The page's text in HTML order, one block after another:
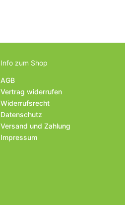
Info zum Shop
AGB
Vertrag widerrufen
Widerrufsrecht
Datenschutz
Versand und Zahlung
Impressum